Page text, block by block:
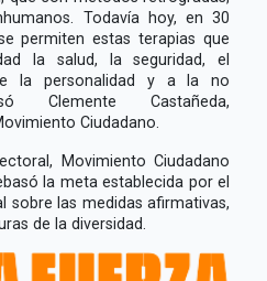
Todavía hoy, en 30
permiten estas terapias que
la salud, la seguridad, el
la personalidad y a la no
Clemente Castañeda,
Ciudadano.
Movimiento Ciudadano
la meta establecida por el
sobre las medidas afirmativas,
de la diversidad.